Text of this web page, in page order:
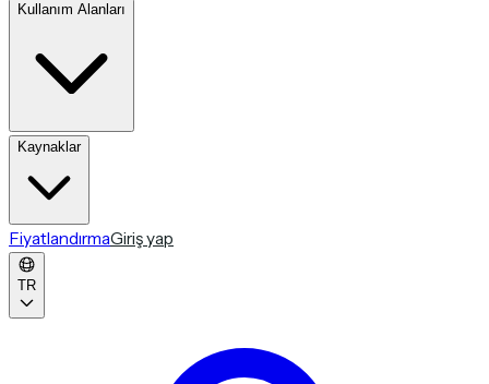
Kullanım Alanları
Kaynaklar
FiyatlandırmaGiriş yap
TR